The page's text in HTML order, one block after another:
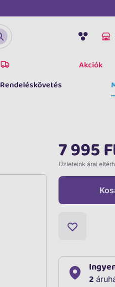
Rendeléskövetés
Akciók
7 995
Üzleteink árai
2